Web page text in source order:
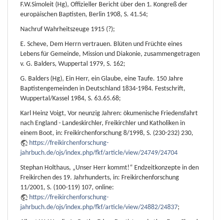
F.W.Simoleit (Hg), Offizieller Bericht über den 1. Kongreß der
europäischen Baptisten, Berlin 1908, S. 41.54;
Nachruf Wahrheitszeuge 1915 (?);
E. Scheve, Dem Herrn vertrauen. Blüten und Früchte eines
Lebens für Gemeinde, Mission und Diakonie, zusammengetragen
v. G. Balders, Wuppertal 1979, S. 162;
G. Balders (Hg), Ein Herr, ein Glaube, eine Taufe. 150 Jahre
Baptistengemeinden in Deutschland 1834-1984. Festschrift,
Wuppertal/Kassel 1984, S. 63.65.68;
Karl Heinz Voigt, Vor neunzig Jahren: ökumenische Friedensfahrt
nach England - Landeskirchler, Freikirchler und Katholiken in
einem Boot, in: Freikirchenforschung 8/1998, S. (230-232) 230,
https://freikirchenforschung-
jahrbuch.de/ojs/index.php/fkf/article/view/24749/24704
Stephan Holthaus, „Unser Herr kommt!“ Endzeitkonzepte in den
Freikirchen des 19. Jahrhunderts, in: Freikirchenforschung
11/2001, S. (100-119) 107, online:
https://freikirchenforschung-
jahrbuch.de/ojs/index.php/fkf/article/view/24882/24837;